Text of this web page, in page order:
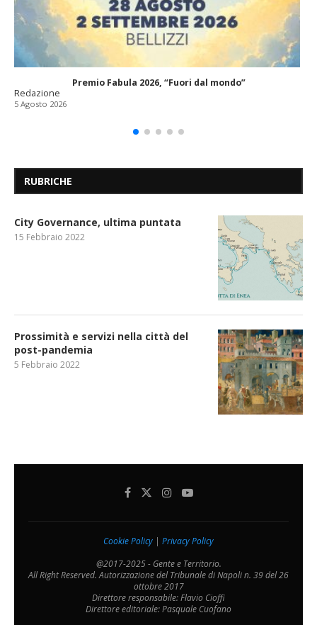
Premio Fabula 2026, “Fuori dal mondo”
Redazione
5 Agosto 2026
RUBRICHE
City Governance, ultima puntata
15 Febbraio 2022
Prossimità e servizi nella città del
post-pandemia
5 Febbraio 2022
Cookie Policy | Privacy Policy
@2017-2025 - Gente e Territorio.
All Right Reserved. Autorizzazione del Tribunale di Napoli n. 39 del 26
ottobre 2017
Direttore responsabile: Flavio Cioffi
Direttore editoriale: Pasquale Cuofano